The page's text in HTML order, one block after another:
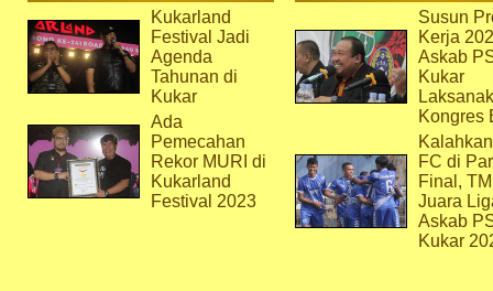
Kukarland
Festival Jadi
Agenda
Tahunan di
Kukar
Ada
Pemecahan
Rekor MURI di
Kukarland
Festival 2023
Susun
Kerja
Askab
Kukar
Kongres
FC di
Final,
Juara
Askab
Kukar